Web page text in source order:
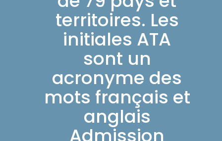
territoires. Les
initiales ATA
sont un
acronyme des
mots français et
anglais
Admission